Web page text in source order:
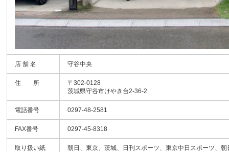
店 舗 名 守谷中央
住 所
〒302-0128
茨城県守谷市けやき台2-36-2
電話番号 0297-48-2581
FAX番号 0297-45-8318
取り扱い紙
朝日、東京、茨城、日刊スポーツ、東京中日スポーツ、